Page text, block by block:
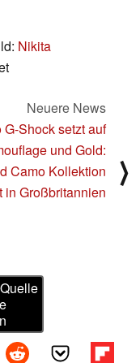
Nikita
Neuere News
G-Shock setzt auf
und Gold:
Camo Kollektion
in Großbritannien
⟩